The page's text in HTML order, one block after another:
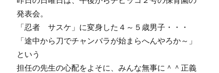
発表会。
「忍者 サスケ」に変身した４～５歳男子・・・
「途中から刀でチャンバラが始まらへんやろか～」
という
担任の先生の心配をよそに、みんな無事に＾＾正義